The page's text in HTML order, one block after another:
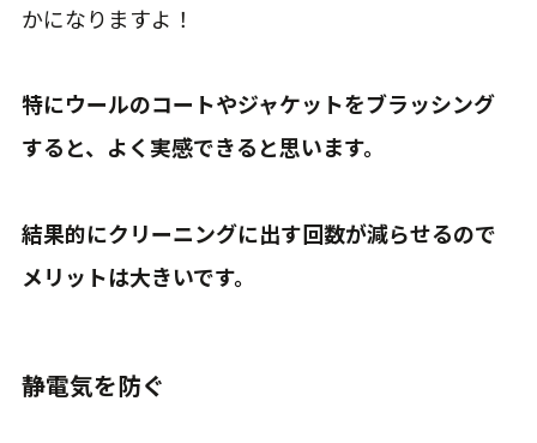
かになりますよ！
特にウールのコートやジャケットをブラッシング
すると、よく実感できると思います。
結果的にクリーニングに出す回数が減らせるので
メリットは大きいです。
静電気を防ぐ